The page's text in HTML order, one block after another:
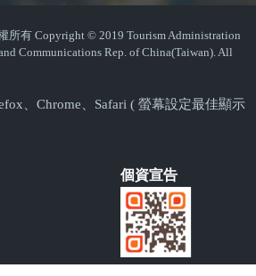
所有 Copyright © 2019 Tourism Administration
Communications Rep. of China(Taiwan). All
、Chrome、Safari ( 螢幕設定最佳顯示
個資宣告